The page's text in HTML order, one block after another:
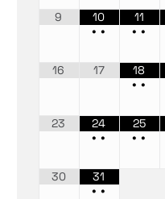
9
10
••
11
••
16 17
18
••
23
24
••
25
••
30
31
••